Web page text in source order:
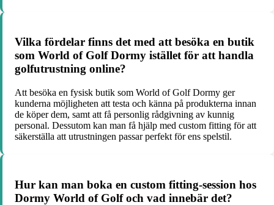
Vilka fördelar finns det med att besöka en butik
som World of Golf Dormy istället för att handla
golfutrustning online?
Att besöka en fysisk butik som World of Golf Dormy ger
kunderna möjligheten att testa och känna på produkterna innan
de köper dem, samt att få personlig rådgivning av kunnig
personal. Dessutom kan man få hjälp med custom fitting för att
säkerställa att utrustningen passar perfekt för ens spelstil.
Hur kan man boka en custom fitting-session hos
Dormy World of Golf och vad innebär det?